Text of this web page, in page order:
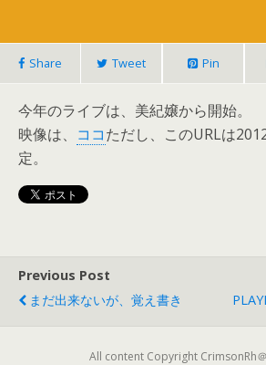
Share Tweet Pin
今年のライブは、美紀嬢から開始。
映像は、 ココただし、このURLは
定。
Previous Post
まだ出来ないが、覚え書き
All content Copyright CrimsonRh